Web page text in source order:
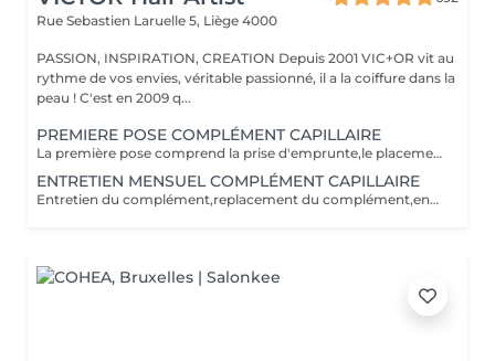
Rue Sebastien Laruelle 5, Liège 4000
PASSION, INSPIRATION, CREATION Depuis 2001 VIC+OR vit au
rythme de vos envies, véritable passionné, il a la coiffure dans la
peau ! C'est en 2009 q...
PREMIERE POSE COMPLÉMENT CAPILLAIRE
La première pose comprend la prise d'emprunte,le placement,la coupe et le styling.
ENTRETIEN MENSUEL COMPLÉMENT CAPILLAIRE
Entretien du complément,replacement du complément,entretien coupe des pourtours.